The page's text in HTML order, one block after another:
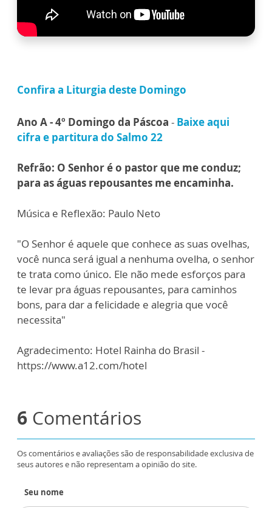
Confira a Liturgia deste Domingo
Ano A - 4º Domingo da Páscoa - Baixe aqui
cifra e partitura do Salmo 22
Refrão: O Senhor é o pastor que me conduz;
para as águas repousantes me encaminha.
Música e Reflexão: Paulo Neto
"O Senhor é aquele que conhece as suas ovelhas,
você nunca será igual a nenhuma ovelha, o senhor
te trata como único. Ele não mede esforços para
te levar pra águas repousantes, para caminhos
bons, para dar a felicidade e alegria que você
necessita"
Agradecimento: Hotel Rainha do Brasil -
https://www.a12.com/hotel
6 Comentários
Os comentários e avaliações são de responsabilidade exclusiva de
seus autores e não representam a opinião do site.
Seu nome